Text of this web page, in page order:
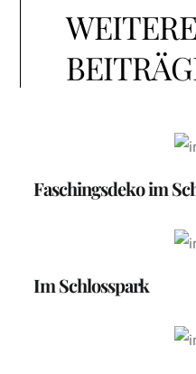
WEITERE
Faschingsdeko im
Im Schlosspark